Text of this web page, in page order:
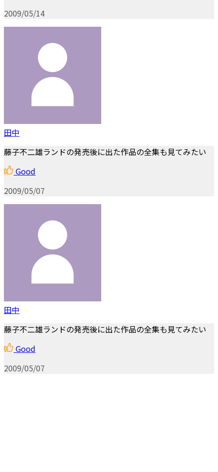
2009/05/14
田中
藤子不二雄ランドの発売後に出た作品の全集も見てみたい
Good
2009/05/07
田中
藤子不二雄ランドの発売後に出た作品の全集も見てみたい
Good
2009/05/07